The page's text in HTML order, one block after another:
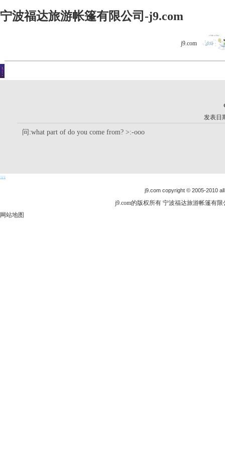
宁波福达旅游帐篷有限公司-j9.com
j9.com
发表日
问:what part of do you come from? >:-ooo
j9.com copyright © 2005-2010
j9.com的版权所有 宁波福达旅游帐篷有
网站地图